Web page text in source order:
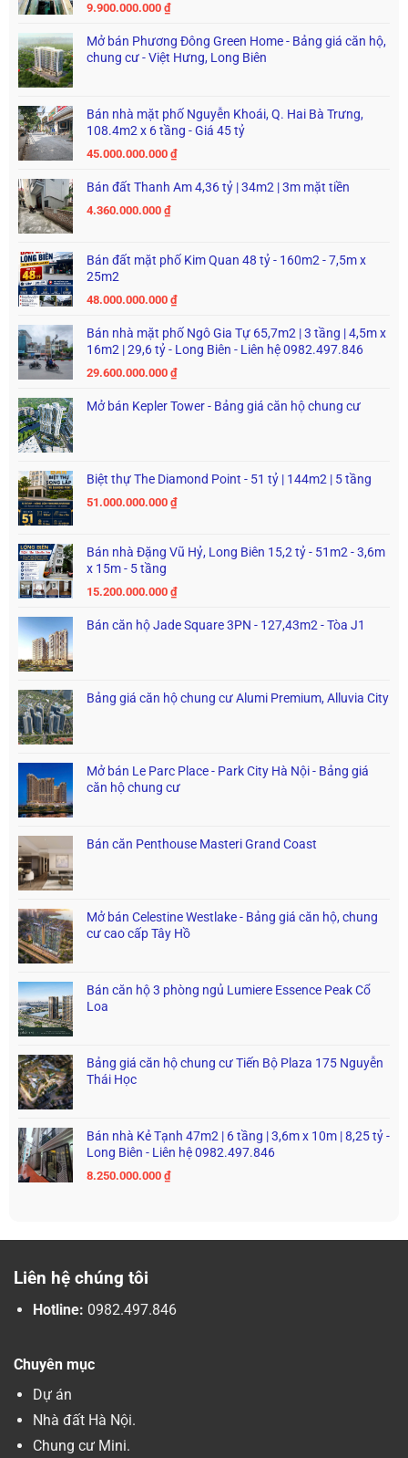
9.900.000.000 ₫
Mở bán Phương Đông Green Home - Bảng giá căn hộ,
chung cư - Việt Hưng, Long Biên
Bán nhà mặt phố Nguyễn Khoái, Q. Hai Bà Trưng,
108.4m2 x 6 tầng - Giá 45 tỷ
45.000.000.000 ₫
Bán đất Thanh Am 4,36 tỷ | 34m2 | 3m mặt tiền
4.360.000.000 ₫
Bán đất mặt phố Kim Quan 48 tỷ - 160m2 - 7,5m x
25m2
48.000.000.000 ₫
Bán nhà mặt phố Ngô Gia Tự 65,7m2 | 3 tầng | 4,5m x
16m2 | 29,6 tỷ - Long Biên - Liên hệ 0982.497.846
29.600.000.000 ₫
Mở bán Kepler Tower - Bảng giá căn hộ chung cư
Biệt thự The Diamond Point - 51 tỷ | 144m2 | 5 tầng
51.000.000.000 ₫
Bán nhà Đặng Vũ Hỷ, Long Biên 15,2 tỷ - 51m2 - 3,6m
x 15m - 5 tầng
15.200.000.000 ₫
Bán căn hộ Jade Square 3PN - 127,43m2 - Tòa J1
Bảng giá căn hộ chung cư Alumi Premium, Alluvia City
Mở bán Le Parc Place - Park City Hà Nội - Bảng giá
căn hộ chung cư
Bán căn Penthouse Masteri Grand Coast
Mở bán Celestine Westlake - Bảng giá căn hộ, chung
cư cao cấp Tây Hồ
Bán căn hộ 3 phòng ngủ Lumiere Essence Peak Cổ
Loa
Bảng giá căn hộ chung cư Tiến Bộ Plaza 175 Nguyễn
Thái Học
Bán nhà Kẻ Tạnh 47m2 | 6 tầng | 3,6m x 10m | 8,25 tỷ -
Long Biên - Liên hệ 0982.497.846
8.250.000.000 ₫
Liên hệ chúng tôi
Hotline: 0982.497.846
Chuyên mục
Dự án
Nhà đất Hà Nội.
Chung cư Mini.